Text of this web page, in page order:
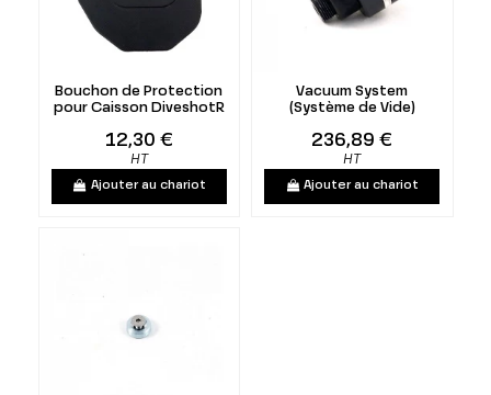
Bouchon de Protection
pour Caisson DiveshotR
12,30 €
HT
Ajouter au chariot
Vacuum System
(Système de Vide)
236,89 €
HT
Ajouter au chariot